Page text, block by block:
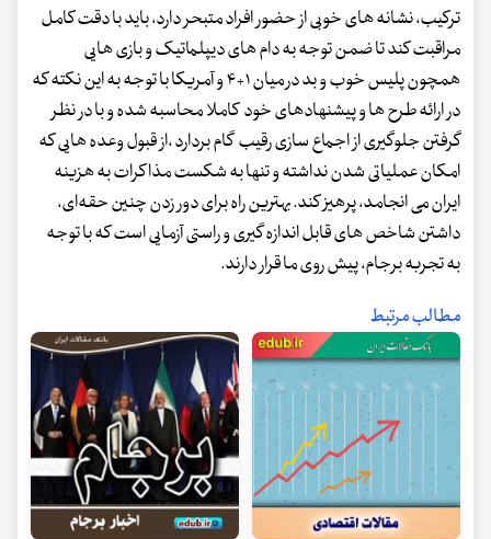
ترکیب، نشانه های خوبی از حضور افراد متبحر دارد، باید با دقت کامل
مراقبت کند تا ضمن توجه به دام های دیپلماتیک و بازی هایی
همچون پلیس خوب و بد در میان ۱+۴ و آمریکا با توجه به این نکته که
در ارائه طرح ها و پیشنهادهای خود کاملا محاسبه شده و با در نظر
گرفتن جلوگیری از اجماع سازی رقیب گام بردارد ،از قبول وعده هایی که
امکان عملیاتی شدن نداشته و تنها به شکست مذاکرات به هزینه
ایران می انجامد، پرهیز کند. بهترین راه برای دور زدن چنین حقه‌ای،
داشتن شاخص های قابل اندازه گیری و راستی آزمایی است که با توجه
به تجربه برجام، پیش روی ما قرار دارند.
مطالب مرتبط